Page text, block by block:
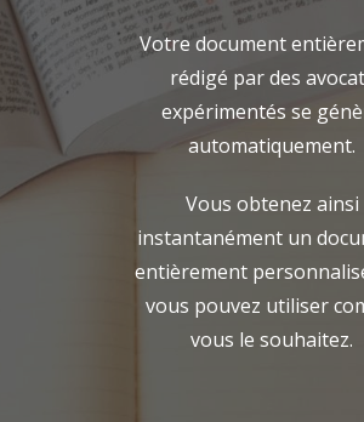
Votre document
rédigé par des
expérimentés se
automatiquement.
Vous obtenez ainsi
instantanément un
entièrement
vous pouvez utiliser
vous le souhaitez.